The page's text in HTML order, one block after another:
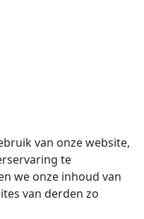
van onze website,
te
we onze inhoud van
van derden zo